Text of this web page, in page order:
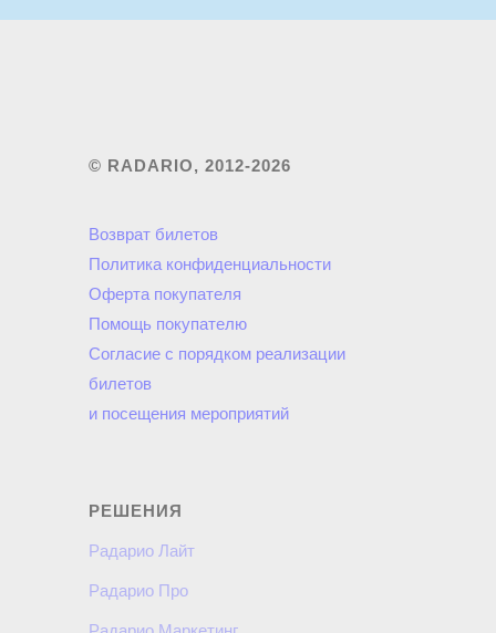
© RADARIO, 2012-2026
Возврат билетов
Политика конфиденциальности
Оферта покупателя
Помощь покупателю
Согласие с порядком реализации
билетов
и посещения мероприятий
Радарио Лайт
Радарио Про
РЕШЕНИЯ